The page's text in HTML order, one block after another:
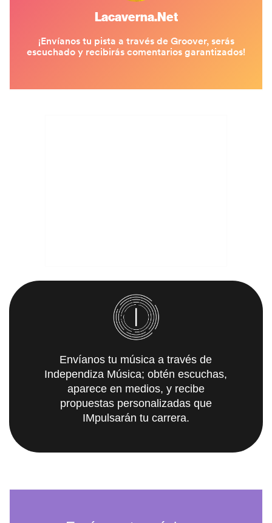
Envíanos tu música a través de
Independiza Música; obtén escuchas,
aparece en medios, y recibe
propuestas personalizadas que
IMpulsarán tu carrera.